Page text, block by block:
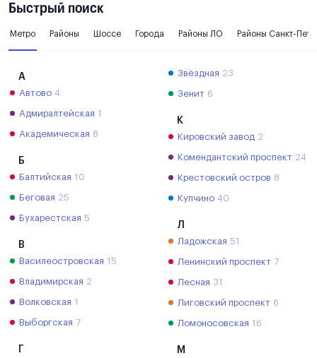
Быстрый поиск
Метро Районы Шоссе Города Районы ЛО Районы Санкт-
А
Автово 4
Адмиралтейская 1
Академическая 8
Б
Балтийская 10
Беговая 25
Бухарестская 5
В
Василеостровская 15
Владимирская 2
Волковская 1
Выборгская 7
Г
Звёздная 23
Зенит 6
К
Кировский завод 2
Комендантский проспект 24
Крестовский остров 8
Купчино 40
Л
Ладожская 51
Ленинский проспект 7
Лесная 31
Лиговский проспект 6
Ломоносовская 16
М